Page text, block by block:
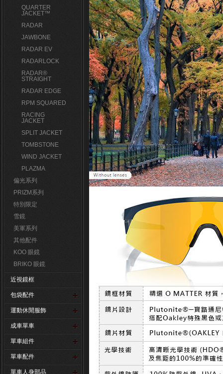
QUARTER
JACKET™
RADAR
JAWBONE
RADAR EV
RADARLOCK
RADAR®
STRAIGHT
RADAR EDGE
RPM SQUARED
RACING
JACKET
SPLIT JACKET
TOMBSTONE
WIND JACKET
PLAZMA
偏光系列
PRIZM系列
特別限定
雪鏡
美軍系列
其他配件
KOO 眼鏡
BRIKO 眼鏡
近視鏡框
包袋配件
運動休閒服飾
成車單車
單車組件
單車配件
單車人身部品